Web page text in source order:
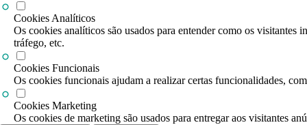
Cookies Analíticos
Os cookies analíticos são usados para entender como os visitantes
tráfego, etc.
Cookies Funcionais
Os cookies funcionais ajudam a realizar certas funcionalidades,
Cookies Marketing
Os cookies de marketing são usados para entregar aos visitantes